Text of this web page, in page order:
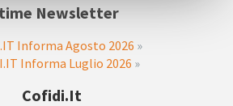
Newsletter
Informa Agosto 2026 »
Informa Luglio 2026 »
Cofidi.it